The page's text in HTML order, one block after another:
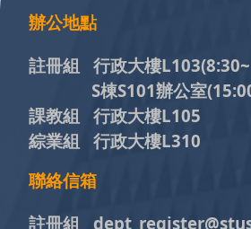
辦公地點
註冊組 行政大樓L103
S棟S101辦公室
課教組 行政大樓L105
綜業組 行政大樓L310
聯絡信箱
註冊組